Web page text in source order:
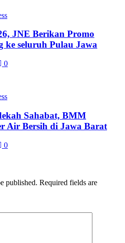
JNE Berikan Promo
ke seluruh Pulau Jawa
0
Sahabat, BMM
Air Bersih di Jawa Barat
0
published. Required fields are